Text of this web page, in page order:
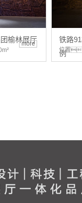
榆林展厅
more
铁路
例
位置